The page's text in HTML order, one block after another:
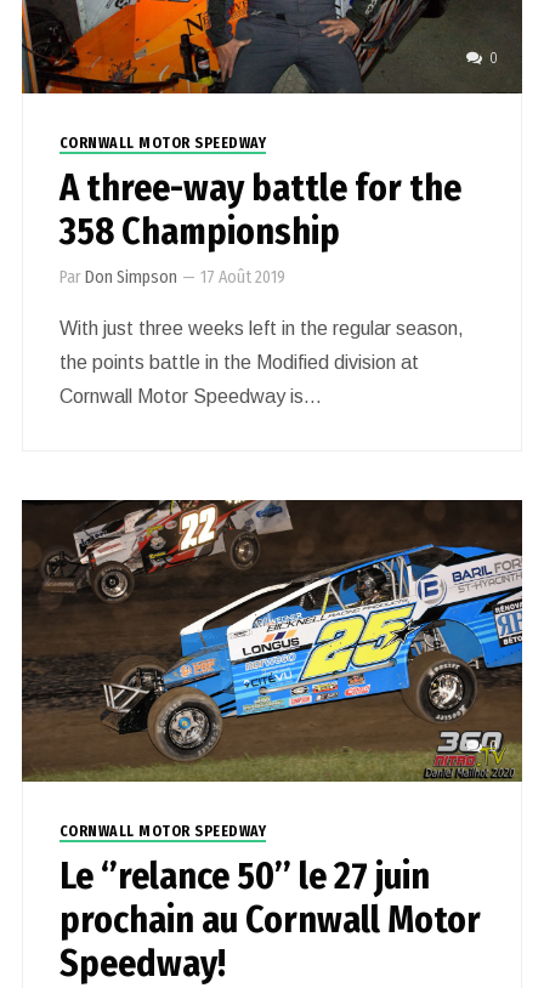
0
CORNWALL MOTOR SPEEDWAY
A three-way battle for the
358 Championship
ParDon Simpson — 17 Août 2019
With just three weeks left in the regular season,
the points battle in the Modified division at
Cornwall Motor Speedway is…
0
CORNWALL MOTOR SPEEDWAY
Le ‘’relance 50’’ le 27 juin
prochain au Cornwall Motor
Speedway!